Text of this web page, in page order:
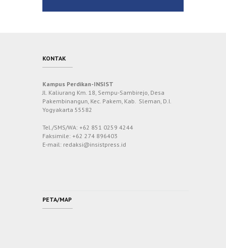
KONTAK
Kampus Perdikan-INSIST
Jl. Kaliurang Km. 18, Sempu-Sambirejo, Desa
Pakembinangun, Kec. Pakem, Kab. Sleman, D.I.
Yogyakarta 55582
Tel./SMS/WA: +62 851 0259 4244
Faksimile: +62 274 896403
E-mail: redaksi@insistpress.id
PETA/MAP